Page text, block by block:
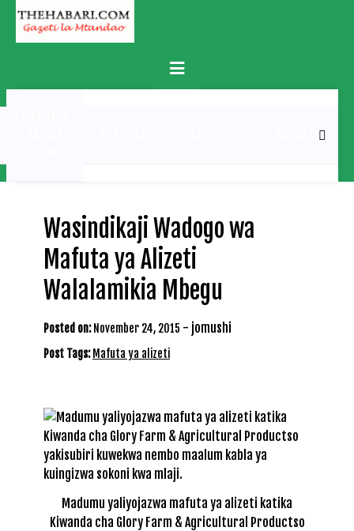
Skip
content
Primary
Menu
MICHEZO
Wasindikaji Wadogo wa
Mafuta ya Alizeti
Walalamikia Mbegu
Posted on: November 24, 2015 - jomushi
Post Tags: Mafuta ya alizeti
Madumu yaliyojazwa mafuta ya alizeti katika
Kiwanda cha Glory Farm & Agricultural Productso